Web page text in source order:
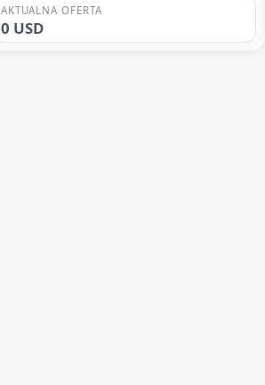
AKTUALNA OFERTA
0 USD